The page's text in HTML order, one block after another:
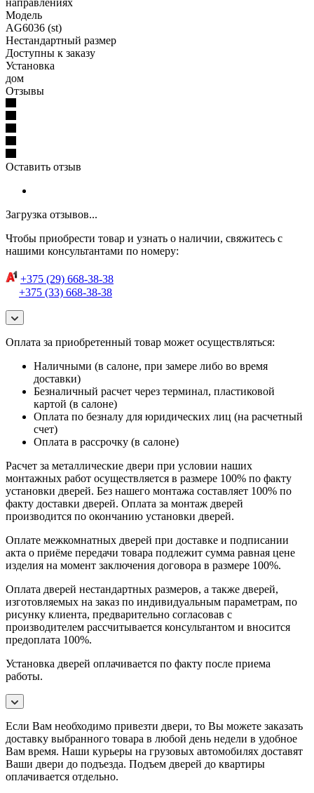
Модель
AG6036 (st)
Нестандартный размер
Доступны к заказу
Установка
дом
Отзывы
Оставить отзыв
Загрузка отзывов...
Чтобы приобрести товар и узнать о наличии, свяжитесь с
нашими консультантами по номеру:
+375 (29) 668-38-38
+375 (33) 668-38-38
Оплата за приобретенный товар может осуществляться:
Наличными (в салоне, при замере либо во время
доставки)
Безналичный расчет через терминал, пластиковой
картой (в салоне)
Оплата по безналу для юридических лиц (на расчетный
счет)
Оплата в рассрочку (в салоне)
Расчет за металлические двери при условии наших
монтажных работ осуществляется в размере 100% по факту
установки дверей. Без нашего монтажа составляет 100% по
факту доставки дверей. Оплата за монтаж дверей
производится по окончанию установки дверей.
Оплате межкомнатных дверей при доставке и подписании
акта о приёме передачи товара подлежит сумма равная цене
изделия на момент заключения договора в размере 100%.
Оплата дверей нестандартных размеров, а также дверей,
изготовляемых на заказ по индивидуальным параметрам, по
рисунку клиента, предварительно согласовав с
производителем рассчитывается консультантом и вносится
предоплата 100%.
Установка дверей оплачивается по факту после приема
работы.
Если Вам необходимо привезти двери, то Вы можете заказать
доставку выбранного товара в любой день недели в удобное
Вам время. Наши курьеры на грузовых автомобилях доставят
Ваши двери до подъезда. Подъем дверей до квартиры
оплачивается отдельно.